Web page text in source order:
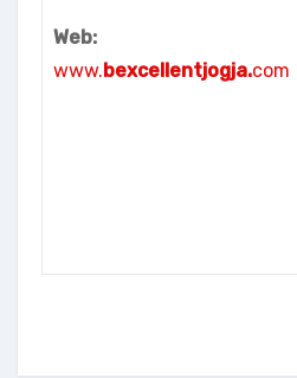
Web:
www.bexcellentjogja.com